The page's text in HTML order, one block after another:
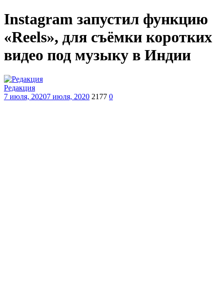
Instagram запустил функцию
«Reels», для съёмки коротких
видео под музыку в Индии
Редакция
7 июля, 20207 июля, 2020 2177 0